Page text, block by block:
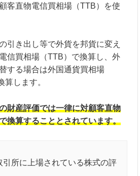
客直物電信買相場（TTB）を使
引き出し等で外貨を邦貨に変え
信買相場（TTB）で換算し、外
する場合は外国通貨買相場
算します。
財産評価では一律に対顧客直物
換算することとされています。
引所に上場されている株式の評